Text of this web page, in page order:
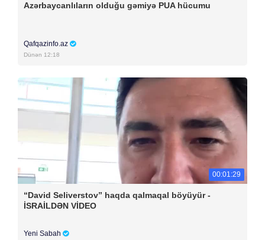
Azərbaycanlıların olduğu gəmiyə PUA hücumu
Qafqazinfo.az
Dünən 12:18
00:01:29
“David Seliverstov” haqda qalmaqal böyüyür -
İSRAİLDƏN VİDEO
Yeni Sabah